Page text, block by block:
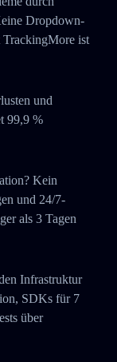
Dropdown-
TrackingMore ist
und
99,9 %
Kein
und 24/7-
als 3 Tagen
Infrastruktur
SDKs für 7
über